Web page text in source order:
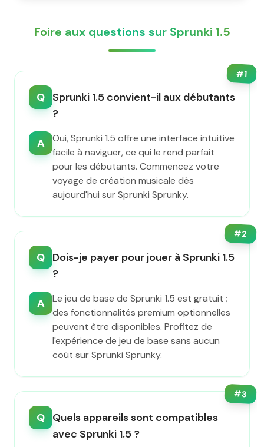
Foire aux questions sur Sprunki 1.5
#1
Q Sprunki 1.5 convient-il aux débutants
?
A
Oui, Sprunki 1.5 offre une interface intuitive
facile à naviguer, ce qui le rend parfait
pour les débutants. Commencez votre
voyage de création musicale dès
aujourd'hui sur Sprunki Sprunky.
#2
Q Dois-je payer pour jouer à Sprunki 1.5
?
A
Le jeu de base de Sprunki 1.5 est gratuit ;
des fonctionnalités premium optionnelles
peuvent être disponibles. Profitez de
l'expérience de jeu de base sans aucun
coût sur Sprunki Sprunky.
#3
Q Quels appareils sont compatibles
avec Sprunki 1.5 ?